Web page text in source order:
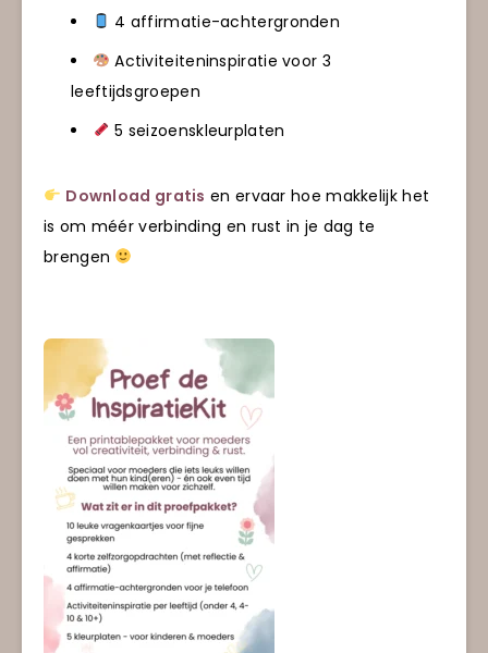
4 affirmatie-achtergronden
Activiteiteninspiratie voor 3
leeftijdsgroepen
5 seizoenskleurplaten
Download gratis en ervaar hoe makkelijk het
is om méér verbinding en rust in je dag te
brengen